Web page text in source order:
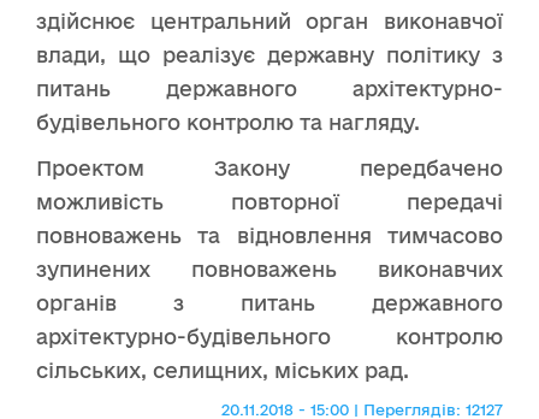
здійснює центральний орган виконавчої
влади, що реалізує державну політику з
питань державного архітектурно-
будівельного контролю та нагляду.
Проектом Закону передбачено
можливість повторної передачі
повноважень та відновлення тимчасово
зупинених повноважень виконавчих
органів з питань державного
архітектурно-будівельного контролю
сільських, селищних, міських рад.
20.11.2018 - 15:00 | Переглядів: 12127